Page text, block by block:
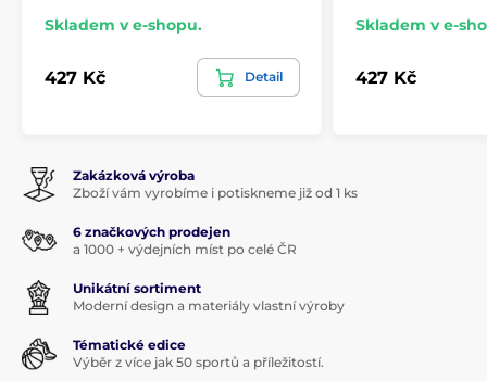
Skladem v e-shopu.
427 Kč Detail
Skladem v e-
427 Kč
Zakázková výroba
Zboží vám vyrobíme i potiskneme již od 1 ks
6 značkových prodejen
a 1000 + výdejních míst po celé ČR
Unikátní sortiment
Moderní design a materiály vlastní výroby
Tématické edice
Výběr z více jak 50 sportů a příležitostí.